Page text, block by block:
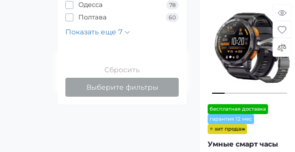
Одесса 78
Полтава 60
Показать еще 7
Сбросить
Выберите фильтры
бесплатная доставка
гарантия 12 мес
⭐ хит продаж
Умные смарт часы